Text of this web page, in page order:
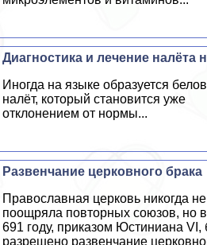
Диагностика и лечение налёта
Иногда на языке образуется
налёт, который становится уже
отклонением от нормы...
Развенчание церковного бpaка
Православная церковь никогда не
поощряла повторных союзов, но
691 году, приказом Юстиниана VI,
разрешено развенчание